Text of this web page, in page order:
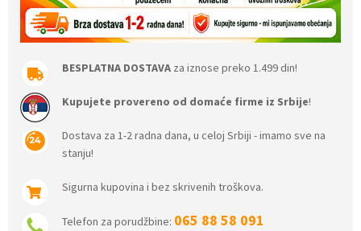
BESPLATNA DOSTAVA za iznose preko 1.499 din!
Kupujete provereno od domaće firme iz Srbije!
Dostava za 1-2 radna dana, u celoj Srbiji - imamo sve na
stanju!
Sigurna kupovina i bez skrivenih troškova.
Telefon za porudžbine: 065 88 58 091